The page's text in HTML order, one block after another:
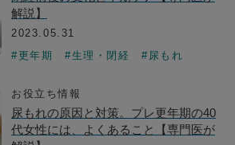
解説】
2023.05.31
#更年期
#生理・閉経 #尿もれ
お役立ち情報
尿もれの原因と対策。プレ更年期の40
代女性には、よくあること【専門医が